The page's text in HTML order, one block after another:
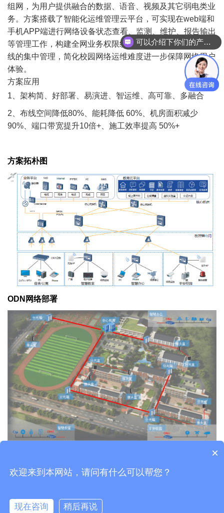
组网，为用户提供融合的数据、语音、视频及其它弱电类业
务。方案搭载了智能化运维管理云平台，可实现在web端和
手机APP端进行网络设备状态查看、监测、维护、报告输出
等管理工作，构建全网业务权限统一控制 实现对有线、无
线的集中管理，简化校园网络运维难度进一步保障网络用户
体验。
方案应用
1、架构简、好部署、易演进、智运维、高可靠、多融合
2、布线空间降低80%、能耗降低 60%、机房面积减少
90%、端口带宽提升10倍+、施工效率提高 50%+
方案拓朴图
ODN网络部署
Copyright © 广东万网光缆有限公司
可以介绍下你们的产品么？
×
欢迎来到本网站，请问有什么可以帮您？
现在咨询 稍后再说